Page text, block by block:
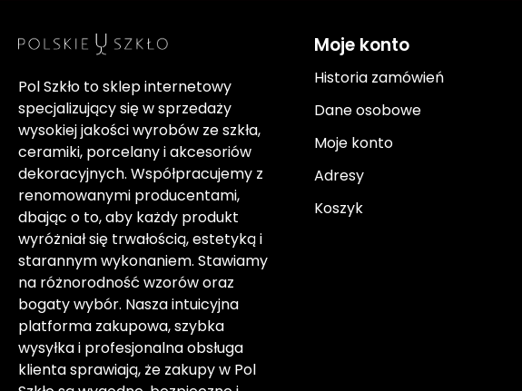
Pol Szkło to sklep internetowy
specjalizujący się w sprzedaży
wysokiej jakości wyrobów ze szkła,
ceramiki, porcelany i akcesoriów
dekoracyjnych. Współpracujemy z
renomowanymi producentami,
dbając o to, aby każdy produkt
wyróżniał się trwałością, estetyką i
starannym wykonaniem. Stawiamy
na różnorodność wzorów oraz
bogaty wybór. Nasza intuicyjna
platforma zakupowa, szybka
wysyłka i profesjonalna obsługa
klienta sprawiają, że zakupy w Pol
Moje konto
Historia zamówień
Dane osobowe
Moje konto
Adresy
Koszyk